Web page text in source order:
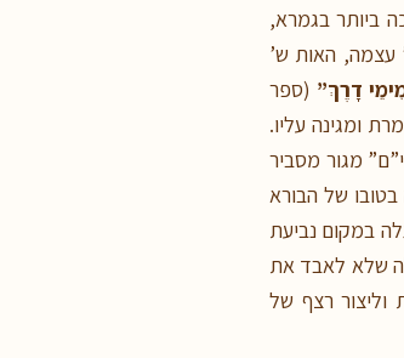
ביותר בגמרא,
עצמה, האות ש’
דָרֶךְ” (ספר
ומגינה עליו.
מגור מסביר
של הבורא
במקום נביעת
שלא לאבד את
וליצור רצף של